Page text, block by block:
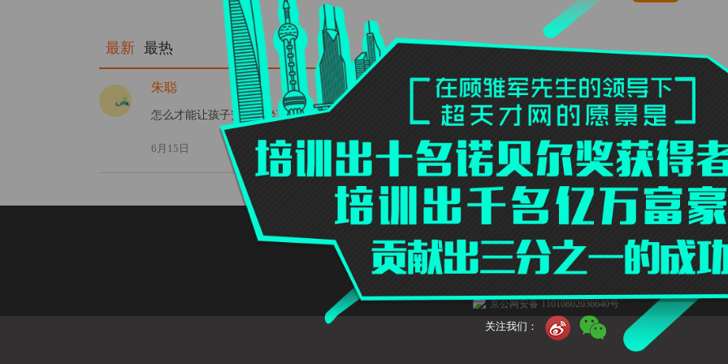
最新 最热
朱聪
怎么才能让孩子安静的坐下来自学呢？
6月15日 0 回复
联系我们 | 加入我们 | 法律声明 关于我们
评论互动
超天才网©2025-2027 All Rights Reserved 京ICP备09005826号-2 京ICP证130304
京公网安备 11010802036640号
关注我们：